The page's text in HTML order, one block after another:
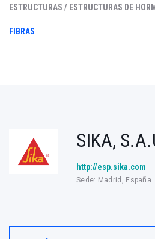
ESTRUCTURAS / ESTRUCTURAS DE
FIBRAS
SIKA,
http://esp.sika.com
Sede: Madrid, España